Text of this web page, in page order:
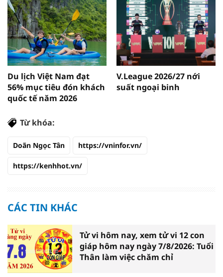
Du lịch Việt Nam đạt
56% mục tiêu đón khách
quốc tế năm 2026
V.League 2026/27 nới
suất ngoại binh
Từ khóa:
Doãn Ngọc Tân https://vninfor.vn/
https://kenhhot.vn/
CÁC TIN KHÁC
Tử vi hôm nay, xem tử vi 12 con
giáp hôm nay ngày 7/8/2026: Tuổi
Thân làm việc chăm chỉ